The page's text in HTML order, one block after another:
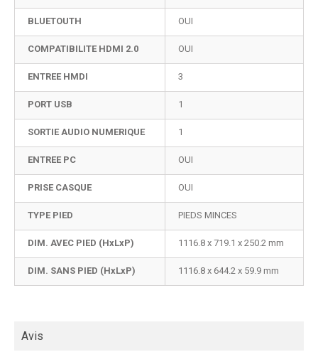
BLUETOUTH OUI
COMPATIBILITE HDMI 2.0 OUI
ENTREE HMDI 3
PORT USB 1
SORTIE AUDIO NUMERIQUE 1
ENTREE PC OUI
PRISE CASQUE OUI
TYPE PIED PIEDS MINCES
DIM. AVEC PIED (HxLxP) 1116.8 x 719.1 x 250.2 mm
DIM. SANS PIED (HxLxP) 1116.8 x 644.2 x 59.9 mm
Avis